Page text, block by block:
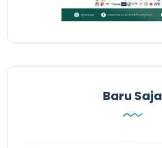
Baru Saja